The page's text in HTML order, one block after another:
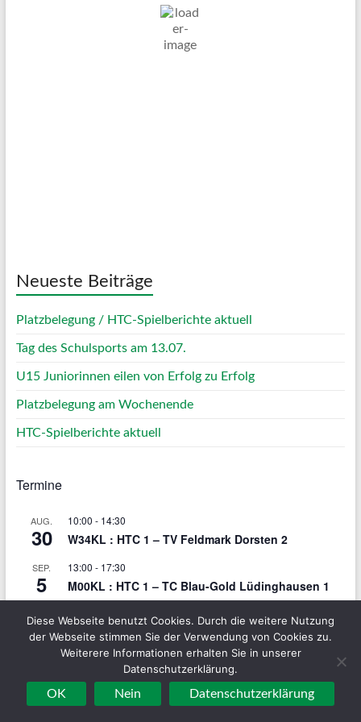
15
Neueste Beiträge
Platzbelegung / HTC-Spielberichte aktuell
Tag des Schulsports am 13.07.
U15 Juniorinnen eilen von Erfolg zu Erfolg
Platzbelegung am Wochenende
HTC-Spielberichte aktuell
Termine
AUG.
30
10:00 - 14:30
W34KL : HTC 1 – TV Feldmark Dorsten 2
SEP.
5
13:00 - 17:30
M00KL : HTC 1 – TC Blau-Gold Lüdinghausen 1
SEP.
6
10:00 - 14:30
M50KK1 : HTC 2 – TC Altschermbeck 2
6
10:00 -14:30
M30KK2 : HTC 1 – SG Coesfeld 06 1
Diese Webseite benutzt Cookies. Durch die weitere Nutzung
der Webseite stimmen Sie der Verwendung von Cookies zu.
Weiterere Informationen erhalten Sie in unserer
Datenschutzerklärung.
OK
Nein Datenschutzerklärung